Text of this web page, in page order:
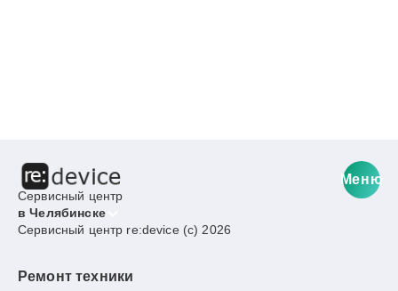
Сервисный центр
в Челябинске
Меню
Сервисный центр re:device (c) 2026
Ремонт техники